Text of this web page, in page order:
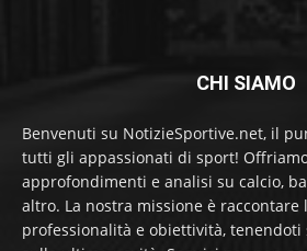
CHI SIAMO
Benvenuti su NotizieSportive.net, il
tutti gli appassionati di sport!
approfondimenti e analisi su calcio,
altro. La nostra missione è raccontare
professionalità e obiettività,